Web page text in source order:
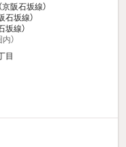
京阪石坂線）
石坂線）
坂線）
）
目